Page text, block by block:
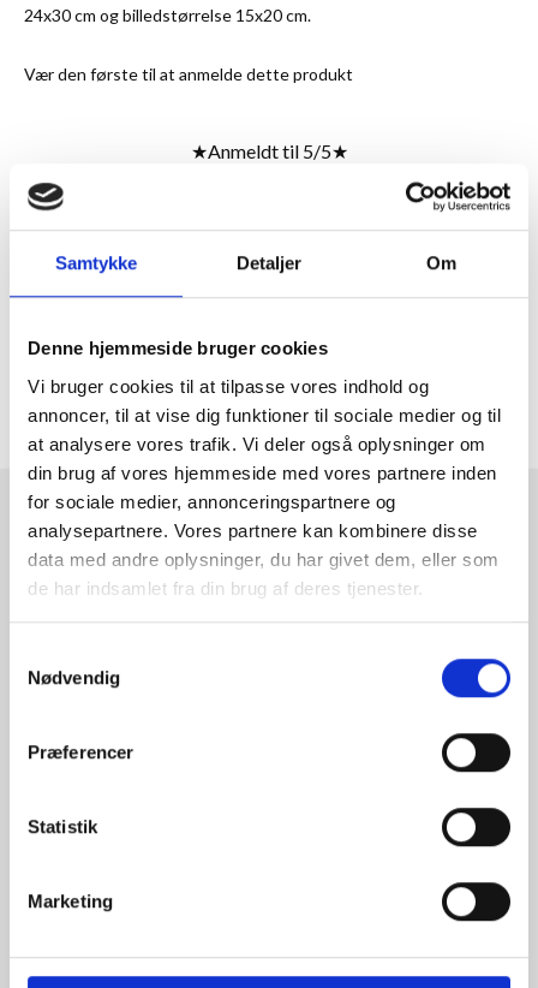
Samtykke Detaljer Om
Denne hjemmeside bruger cookies
Vi bruger cookies til at tilpasse vores indhold og
annoncer, til at vise dig funktioner til sociale medier og til
at analysere vores trafik. Vi deler også oplysninger om
din brug af vores hjemmeside med vores partnere inden
for sociale medier, annonceringspartnere og
analysepartnere. Vores partnere kan kombinere disse
data med andre oplysninger, du har givet dem, eller som
de har indsamlet fra din brug af deres tjenester.
Nødvendig
Præferencer
Statistik
Marketing
24x30 cm og billedstørrelse 15x20 cm.
Vær den første til at anmelde dette produkt
★Anmeldt til 5/5★
ANMELDT TIL 5/5★ 1-3 DAGES LEVERING FRI FRAGT 499,- INFO
MERE INFORMATION
ANMELDELSER
RAMMESHOPPEN.DK
Rammeshoppen ApS
Åbningstider for kontor
Mandag - Torsdag: 09.00-16.00